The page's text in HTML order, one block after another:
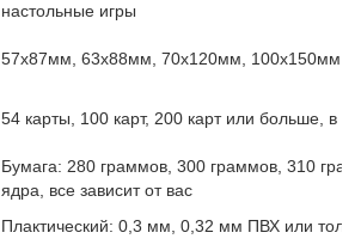
настольные игры
57x87мм, 63x88мм, 70x120мм, 100x150мм
54 карты, 100 карт, 200 карт или больше, в
Бумага: 280 граммов, 300 граммов, 310
ядра, все зависит от вас
Плактический: 0,3 мм, 0,32 мм ПВХ или